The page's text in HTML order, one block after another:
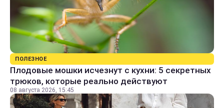
ПОЛЕЗНОЕ
Плодовые мошки исчезнут с кухни: 5 секретных
трюков, которые реально действуют
08 августа 2026, 15:45